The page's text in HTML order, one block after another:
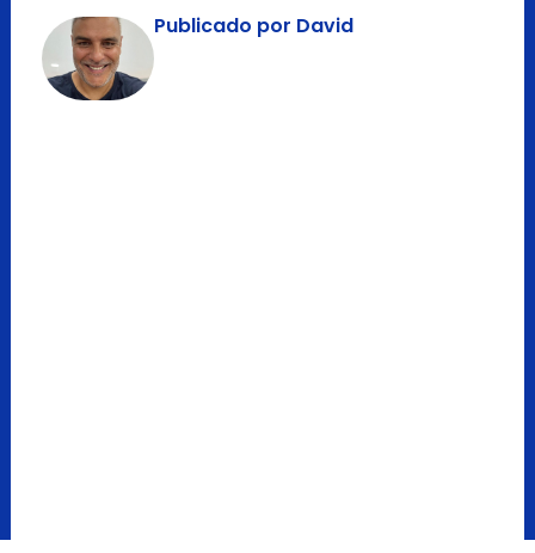
Publicado por David